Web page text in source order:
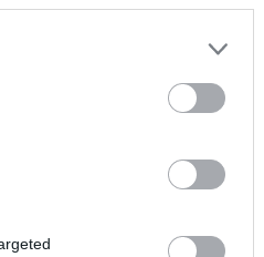
fogalmazza
a
közösségi